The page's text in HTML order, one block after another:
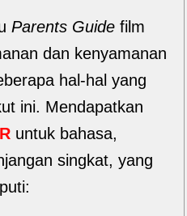
Parents Guide film
dan kenyamanan
hal-hal yang
ini. Mendapatkan
R untuk bahasa,
singkat, yang